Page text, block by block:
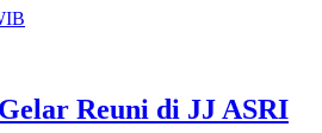
Reuni di JJ ASRI